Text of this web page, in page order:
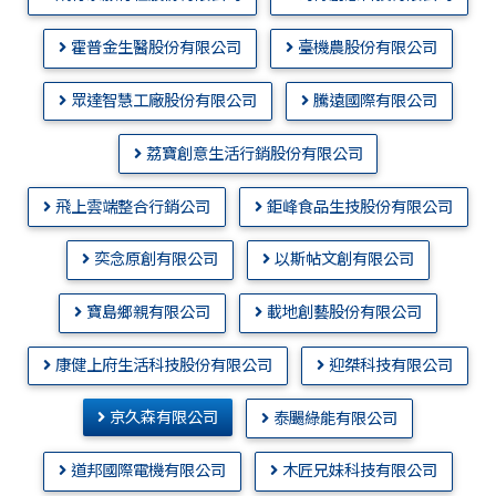
霍普金生醫股份有限公司 臺機農股份有限公司
眾達智慧工廠股份有限公司 騰遠國際有限公司
荔寶創意生活行銷股份有限公司
飛上雲端整合行銷公司 鉅峰食品生技股份有限公司
奕念原創有限公司 以斯帖文創有限公司
寶島鄉親有限公司 載地創藝股份有限公司
康健上府生活科技股份有限公司 迎桀科技有限公司
京久森有限公司 泰颺綠能有限公司
道邦國際電機有限公司 木匠兄妹科技有限公司